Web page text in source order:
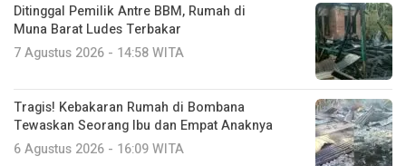
Ditinggal Pemilik Antre BBM, Rumah di
Muna Barat Ludes Terbakar
7 Agustus 2026 - 14:58 WITA
Tragis! Kebakaran Rumah di Bombana
Tewaskan Seorang Ibu dan Empat Anaknya
6 Agustus 2026 - 16:09 WITA